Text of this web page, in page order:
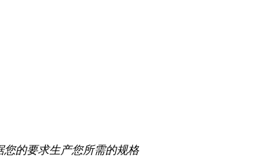
的要求生产您所需的规格